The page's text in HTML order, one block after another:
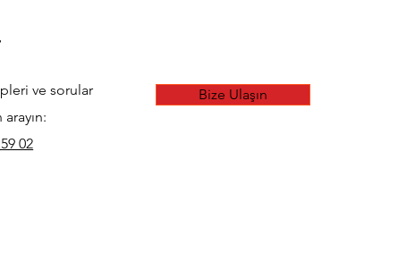
ve sorular
02
Bize Ulaşın